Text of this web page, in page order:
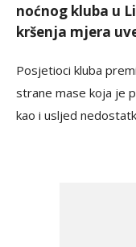
noćnog kluba u
kršenja mjera
Posjetioci kluba
strane mase koja je
kao i usljed